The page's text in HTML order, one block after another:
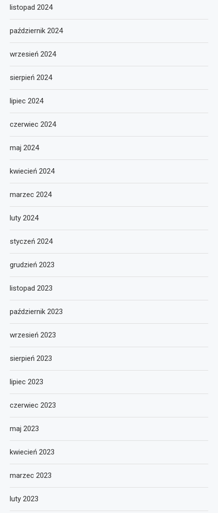
listopad 2024
październik 2024
wrzesień 2024
sierpień 2024
lipiec 2024
czerwiec 2024
maj 2024
kwiecień 2024
marzec 2024
luty 2024
styczeń 2024
grudzień 2023
listopad 2023
październik 2023
wrzesień 2023
sierpień 2023
lipiec 2023
czerwiec 2023
maj 2023
kwiecień 2023
marzec 2023
luty 2023